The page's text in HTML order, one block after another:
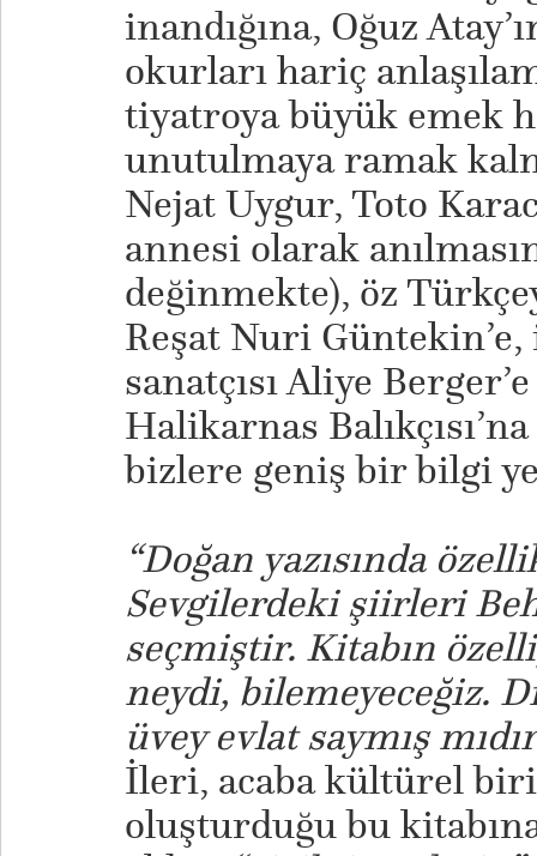
inandığına, Oğuz
okurları hariç
tiyatroya büyük emek
unutulmaya ramak
Nejat Uygur, Toto
annesi olarak
değinmekte), öz
Reşat Nuri
sanatçısı Aliye
Halikarnas
bizlere geniş bir bilgi
“Doğan yazısında
Sevgilerdeki şiirleri
seçmiştir. Kitabın
neydi, bilemeyeceğiz.
üvey evlat saymış
İleri, acaba kültürel
oluşturduğu bu